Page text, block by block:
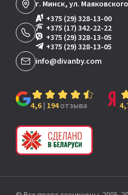
г. Минск, ул.
+375 (29) 328-13-00
+375 (17) 342-22-22
+375 (29) 328-13-05
+375 (29) 328-13-05
info@divanby.com
4,6| 194отзыва